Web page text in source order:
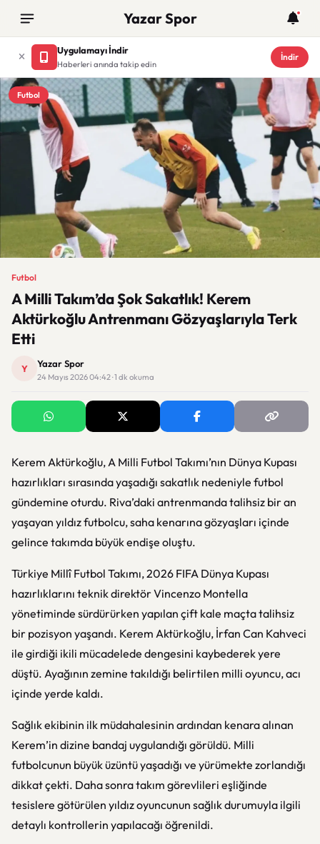
Yazar Spor
Uygulamayı İndir
Haberleri anında takip edin
İndir
Futbol
Futbol
A Milli Takım’da Şok Sakatlık! Kerem
Aktürkoğlu Antrenmanı Gözyaşlarıyla Terk
Etti
Y Yazar Spor
24 Mayıs 2026 04:42 · 1 dk okuma
Kerem Aktürkoğlu, A Milli Futbol Takımı’nın Dünya Kupası
hazırlıkları sırasında yaşadığı sakatlık nedeniyle futbol
gündemine oturdu. Riva’daki antrenmanda talihsiz bir an
yaşayan yıldız futbolcu, saha kenarına gözyaşları içinde
gelince takımda büyük endişe oluştu.
Türkiye Millî Futbol Takımı, 2026 FIFA Dünya Kupası
hazırlıklarını teknik direktörVincenzo Montella
yönetiminde sürdürürken yapılan çift kale maçta talihsiz
bir pozisyon yaşandı. Kerem Aktürkoğlu, İrfan Can Kahveci
ile girdiği ikili mücadelede dengesini kaybederek yere
düştü. Ayağının zemine takıldığı belirtilen milli oyuncu, acı
içinde yerde kaldı.
Sağlık ekibinin ilk müdahalesinin ardından kenara alınan
Kerem’in dizine bandaj uygulandığı görüldü. Milli
futbolcunun büyük üzüntü yaşadığı ve yürümekte zorlandığı
dikkat çekti. Daha sonra takım görevlileri eşliğinde
tesislere götürülen yıldız oyuncunun sağlık durumuyla ilgili
detaylı kontrollerin yapılacağı öğrenildi.